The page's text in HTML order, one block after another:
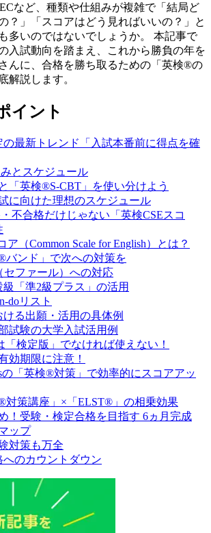
など、種類や仕組みが複雑で「結局ど
？」「スコアはどう見ればいいの？」と
多いのではないでしょうか。 本記事で
入試動向を踏まえ、これから勝負の年を
んに、合格を勝ち取るための「英検®の
解説します。
イント
最新トレンド「入試本番前に得点を確
とスケジュール
「英検®S-CBT」を使い分けよう
に向けた理想のスケジュール
不合格だけじゃない「英検CSEスコ
ア（Common Scale for English）とは？
®バンド」で次への対策を
セファール）への対応
「準2級プラス」の活用
doリスト
る出願・活用の具体例
試験の大学入試活用例
「検定版」でなければ使えない！
効期限に注意！
「英検®対策」で効率的にスコアアッ
®対策講座」×「ELST®」の相乗効果
！受験・検定合格を目指す 6ヵ月完成
ップ
対策も万全
へのカウントダウン